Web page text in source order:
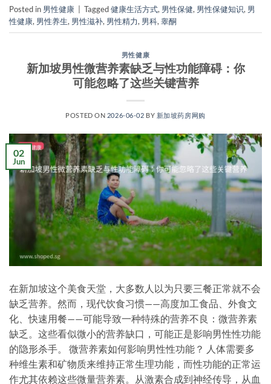
Posted in 男性健康 Tagged健康生活方式, 男性保健, 男性保健知识, 男
性健康, 男性养生, 男性滋补, 男性精力, 男科,睾酮
男性健康
新加坡男性微营养素缺乏与性功能障碍：你
可能忽略了这些关键营养
POSTED ON 2026-06-02 BY 新加坡药房网购
02
Jun
在新加坡这个美食天堂，大多数人以为只要三餐正常就不会
缺乏营养。然而，现代饮食习惯——高度加工食品、外食文
化、快速用餐——可能导致一种特殊的营养不良：微营养素
缺乏。这些看似微小的营养缺口，可能正是影响男性性功能
的隐形杀手。 微营养素如何影响男性性功能？ 人体需要多
种维生素和矿物质来维持正常生理功能，而性功能的正常运
作尤其依赖这些微量营养素。从激素合成到神经传导，从血